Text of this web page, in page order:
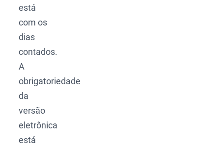
está
com os
dias
contados.
A
obrigatoriedade
da
versão
eletrônica
está